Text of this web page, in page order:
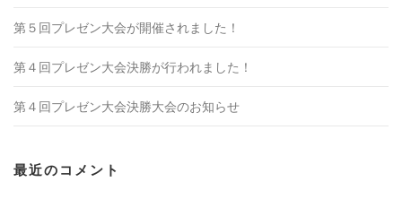
第５回プレゼン大会が開催されました！
第４回プレゼン大会決勝が行われました！
第４回プレゼン大会決勝大会のお知らせ
最近のコメント